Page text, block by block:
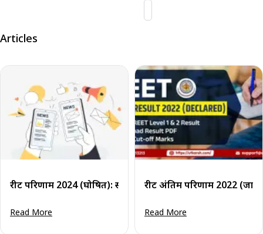
Articles
रीट परिणाम 2024 (घोषित): स्तर 1 और 2 हेतु परिणाम डाउनलोड करें
Read More
रीट अंतिम परिणाम 2022
Read More